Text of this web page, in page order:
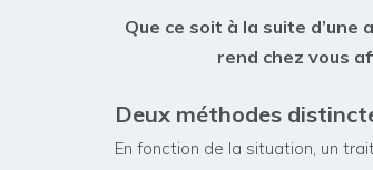
Que ce soit à la suite d’une
rend chez vous
Deux méthodes
En fonction de la situation, un